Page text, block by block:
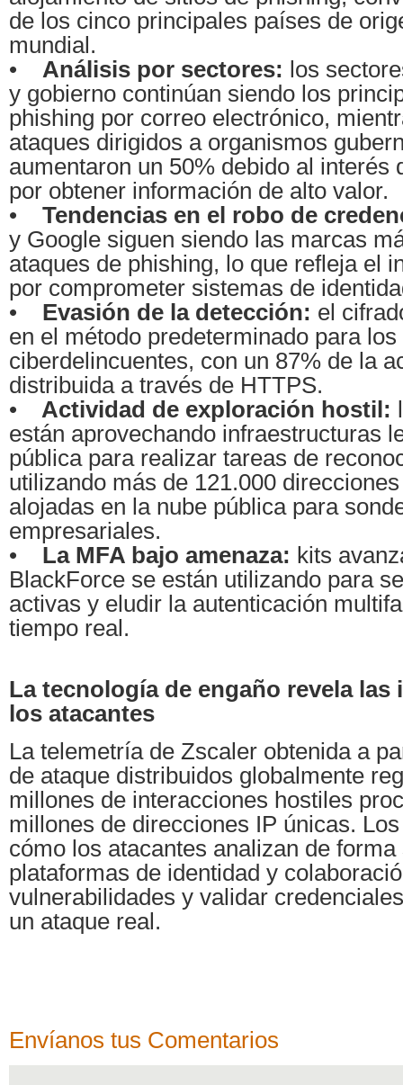
de los cinco principales países de
mundial.
• Análisis por sectores: los
y gobierno continúan siendo los
phishing por correo electrónico,
ataques dirigidos a organismos
aumentaron un 50% debido al interés
por obtener información de alto valor.
•
Tendencias en el robo de
y Google siguen siendo las marcas
ataques de phishing, lo que refleja el
por comprometer sistemas de
•
Evasión de la detección: el
en el método predeterminado para los
ciberdelincuentes, con un 87% de la
distribuida a través de HTTPS.
•
Actividad de exploración hostil:
están aprovechando infraestructuras
pública para realizar tareas de
utilizando más de 121.000
alojadas en la nube pública para
empresariales.
•
La MFA bajo amenaza: kits
BlackForce se están utilizando para
activas y eludir la autenticación
tiempo real.
La tecnología de engaño revela las
los atacantes
La telemetría de Zscaler obtenida a
de ataque distribuidos globalmente
millones de interacciones hostiles
millones de direcciones IP únicas.
cómo los atacantes analizan de
plataformas de identidad y
vulnerabilidades y validar
un ataque real.
Envíanos tus Comentarios